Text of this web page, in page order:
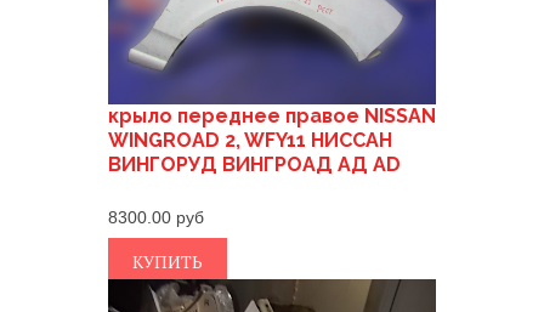
крыло переднее правое NISSAN
WINGROAD 2, WFY11 НИССАН
ВИНГОРУД ВИНГРОАД АД AD
8300.00
КУПИТЬ